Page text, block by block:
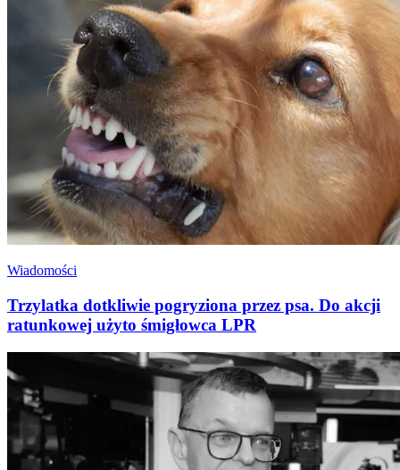
Wiadomości
Trzylatka dotkliwie pogryziona przez psa. Do akcji
ratunkowej użyto śmigłowca LPR